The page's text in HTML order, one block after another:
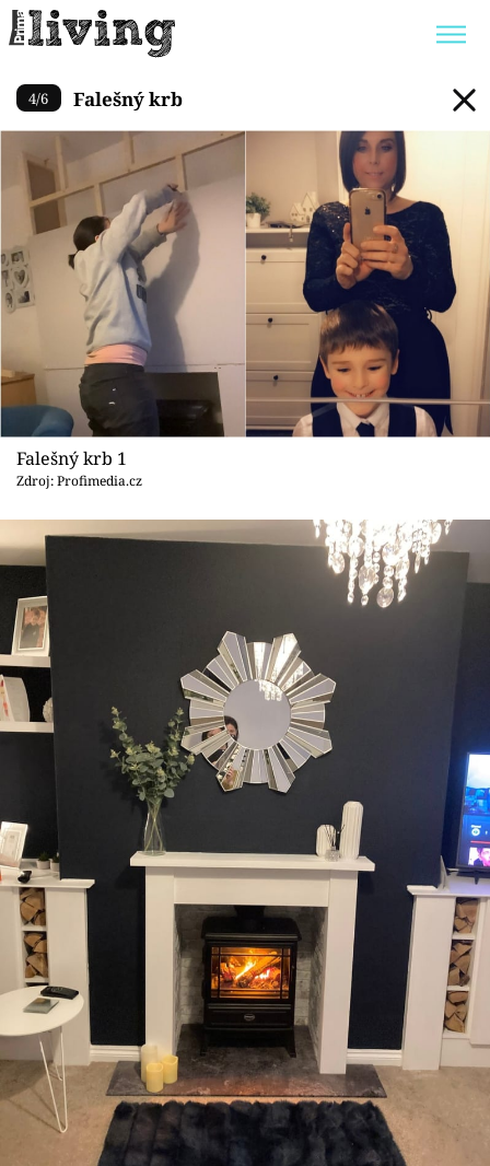
Trendy: JAK UŠETŘIT
BYDLENÍ SLAVNÝCH
ZAHRADA
Témata
Bydlení
Zahrada
Design
Sledujte prima+
Sledujte nás
Falešný krb
4/6 Falešný krb
Falešný krb 1
Zdroj: Profimedia.cz